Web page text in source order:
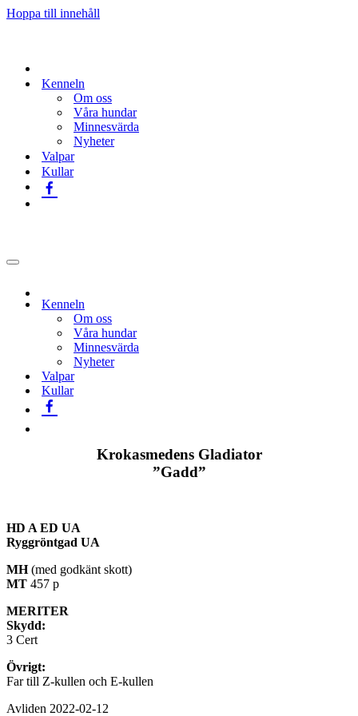
Hoppa till innehåll
Kenneln
Om oss
Våra hundar
Minnesvärda
Nyheter
Valpar
Kullar
Navigeringsmeny
Kenneln
Om oss
Våra hundar
Minnesvärda
Nyheter
Valpar
Kullar
Krokasmedens Gladiator
”Gadd”
HD A ED UA
Ryggröntgad UA
MH(med godkänt skott)
MT 457 p
MERITER
Skydd:
3 Cert
Övrigt:
Far till Z-kullen och E-kullen
Avliden 2022-02-12